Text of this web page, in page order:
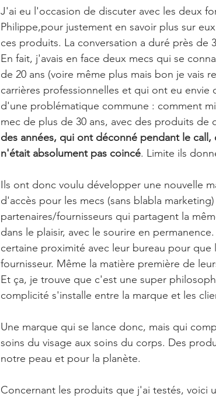
J'ai eu l'occasion de discuter avec les deux
Philippe,pour justement en savoir plus sur
ces produits. La conversation a duré près
En fait, j'avais en face deux mecs qui se
de 20 ans (voire même plus mais bon je
carrières professionnelles et qui ont eu
d'une problématique commune : comment
mec de plus de 30 ans, avec des produits de
des années, qui ont déconné pendant le
n'était absolument pas coincé. Limite ils
Ils ont donc voulu développer une nouvelle
d'accès pour les mecs (sans blabla
partenaires/fournisseurs qui partagent la
dans le plaisir, avec le sourire en
certaine proximité avec leur bureau pour que
fournisseur. Même la matière première de
Et ça, je trouve que c'est une super
complicité s'installe entre la marque et les
Une marque qui se lance donc, mais qui
soins du visage aux soins du corps. Des
notre peau et pour la planète.
Concernant les produits que j'ai testés, voici